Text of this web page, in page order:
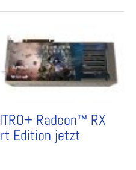
Radeon™ RX
Edition jetzt